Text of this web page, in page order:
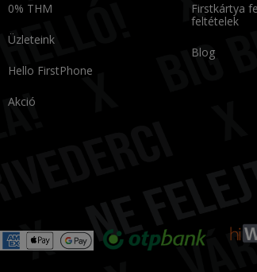
0% THM
Üzleteink
Hello FirstPhone
Akció
Firstkártya
feltételek
Blog